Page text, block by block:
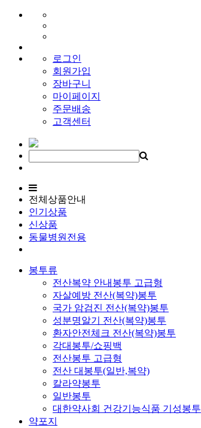
로그인
회원가입
장바구니
마이페이지
주문배송
고객센터
전체상품안내
인기상품
신상품
동물병원전용
봉투류
전산복약 안내봉투 고급형
자살예방 전산(복약)봉투
국가 암검진 전산(복약)봉투
성분명알기 전산(복약)봉투
환자안전체크 전산(복약)봉투
각대봉투/쇼핑백
전산봉투 고급형
전산 대봉투(일반,복약)
칼라약봉투
일반봉투
대한약사회 건강기능식품 기성봉투
약포지